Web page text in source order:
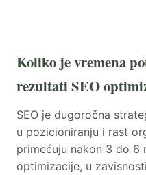
Koliko je vremena
rezultati SEO
SEO je dugoročna
u pozicioniranju i rast
primećuju nakon 3 do 6
optimizacije, u